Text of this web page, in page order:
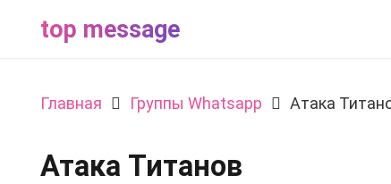
top message
Главная Группы Whatsapp Атака
Атака Титанов